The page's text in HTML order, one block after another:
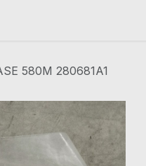
580M 280681A1